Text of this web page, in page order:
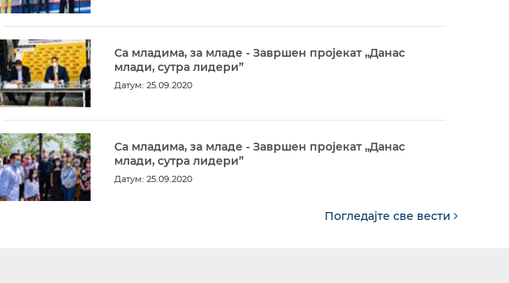
Са младима, за младе - Завршен пројекат „Данас
млади, сутра лидери”
Датум: 25.09.2020
Са младима, за младе - Завршен пројекат „Данас
млади, сутра лидери”
Датум: 25.09.2020
Погледајте све вести